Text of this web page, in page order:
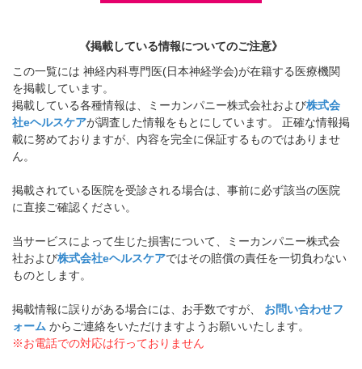
《掲載している情報についてのご注意》
この一覧には 神経内科専門医(日本神経学会)が在籍する医療機関
を掲載しています。
掲載している各種情報は、ミーカンパニー株式会社および株式会
社eヘルスケアが調査した情報をもとにしています。 正確な情報掲
載に努めておりますが、内容を完全に保証するものではありませ
ん。
掲載されている医院を受診される場合は、事前に必ず該当の医院
に直接ご確認ください。
当サービスによって生じた損害について、ミーカンパニー株式会
社および株式会社eヘルスケアではその賠償の責任を一切負わない
ものとします。
掲載情報に誤りがある場合には、お手数ですが、 お問い合わせフ
ォーム からご連絡をいただけますようお願いいたします。
※お電話での対応は行っておりません